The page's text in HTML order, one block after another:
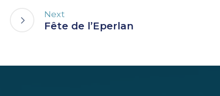
Next
Fête de l’Eperlan